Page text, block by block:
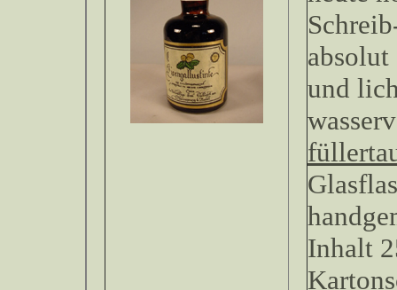
absolut
und
Inhalt